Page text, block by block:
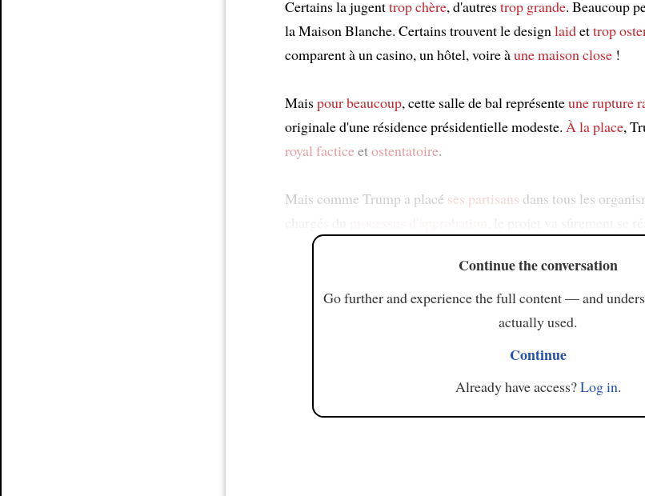
Certains la jugenttrop chère, d'autrestrop grande. Beaucoup
la Maison Blanche. Certains trouvent le design laidettrop
comparent à un casino, un hôtel, voire àune maison close !
Maispour beaucoup, cette salle de bal représenteune rupture
originale d'une résidence présidentielle modeste. À la place,
royal facticeetostentatoire.
Mais comme Trump a placé ses partisans dans tous les
Continue the conversation
Go further and experience the full content — and
actually used.
Continue
Already have access?Log in.